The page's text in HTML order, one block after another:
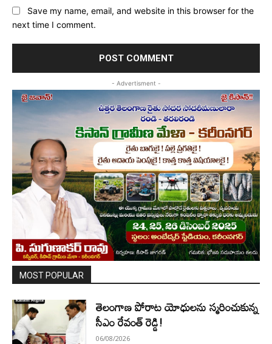
Save my name, email, and website in this browser for the
next time I comment.
- Advertisment -
MOST POPULAR
తెలంగాణ పోరాట యోధులను స్మరించుకున్న
సీఎం రేవంత్ రెడ్డి!
06/08/2026